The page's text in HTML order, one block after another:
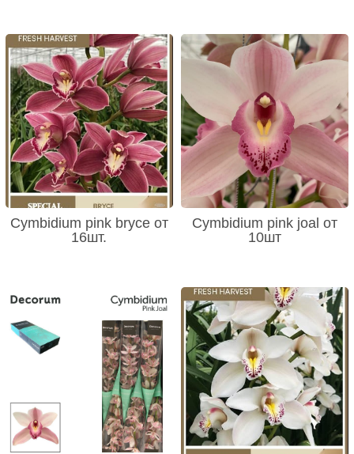
Cymbidium pink bryce от
16шт.
Cymbidium pink joal от
10шт